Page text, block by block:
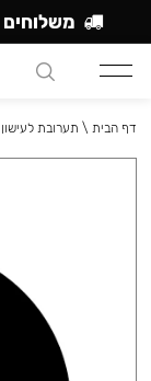
דף הבית \ תערובת לעישון
משלוחים